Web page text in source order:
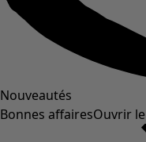
Nouveautés
Bonnes affairesOuvrir